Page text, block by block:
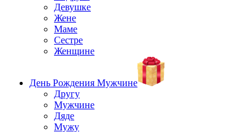
Девушке
Жене
Маме
Сестре
Женщине
День Рождения Мужчине
Другу
Мужчине
Дяде
Мужу